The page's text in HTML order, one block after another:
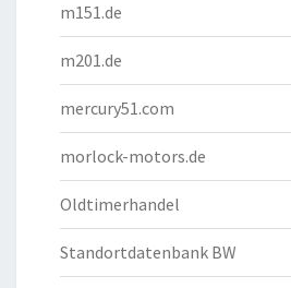
m151.de
m201.de
mercury51.com
morlock-motors.de
Oldtimerhandel
Standortdatenbank BW